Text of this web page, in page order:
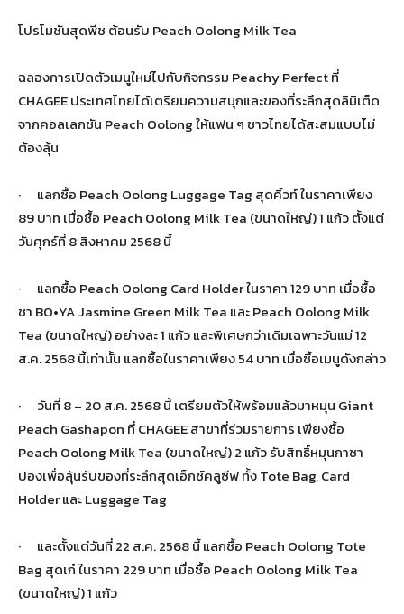
โปรโมชันสุดพีช ต้อนรับ Peach Oolong Milk Tea
ฉลองการเปิดตัวเมนูใหม่ไปกับกิจกรรม Peachy Perfect ที่
CHAGEE ประเทศไทยได้เตรียมความสนุกและของที่ระลึกสุดลิมิเต็ด
จากคอลเลกชัน Peach Oolong ให้แฟน ๆ ชาวไทยได้สะสมแบบไม่
ต้องลุ้น
· แลกซื้อ Peach Oolong Luggage Tag สุดคิ้วท์ ในราคาเพียง
89 บาท เมื่อซื้อ Peach Oolong Milk Tea (ขนาดใหญ่) 1 แก้ว ตั้งแต่
วันศุกร์ที่ 8 สิงหาคม 2568 นี้
· แลกซื้อ Peach Oolong Card Holder ในราคา 129 บาท เมื่อซื้อ
ชา BO•YA Jasmine Green Milk Tea และ Peach Oolong Milk
Tea (ขนาดใหญ่) อย่างละ 1 แก้ว และพิเศษกว่าเดิมเฉพาะวันแม่ 12
ส.ค. 2568 นี้เท่านั้น แลกซื้อในราคาเพียง 54 บาท เมื่อซื้อเมนูดังกล่าว
· วันที่ 8 – 20 ส.ค. 2568 นี้ เตรียมตัวให้พร้อมแล้วมาหมุน Giant
Peach Gashapon ที่ CHAGEE สาขาที่ร่วมรายการ เพียงซื้อ
Peach Oolong Milk Tea (ขนาดใหญ่) 2 แก้ว รับสิทธิ์หมุนกาชา
ปองเพื่อลุ้นรับของที่ระลึกสุดเอ็กซ์คลูซีฟ ทั้ง Tote Bag, Card
Holder และ Luggage Tag
· และตั้งแต่วันที่ 22 ส.ค. 2568 นี้ แลกซื้อ Peach Oolong Tote
Bag สุดเก๋ ในราคา 229 บาท เมื่อซื้อ Peach Oolong Milk Tea
(ขนาดใหญ่) 1 แก้ว